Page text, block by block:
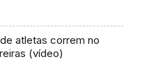
atletas correm no
(vídeo)